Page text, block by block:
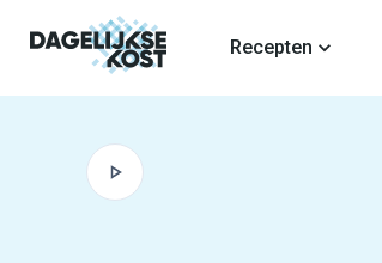
Recepten